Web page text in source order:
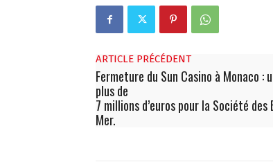
ARTICLE PRÉCÉDENT
Fermeture du Sun Casino à Monaco :
plus de
7 millions d’euros pour la Société des
Mer.